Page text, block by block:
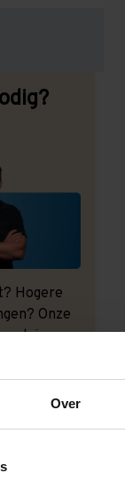
Over
Hogere
Onze
is onze